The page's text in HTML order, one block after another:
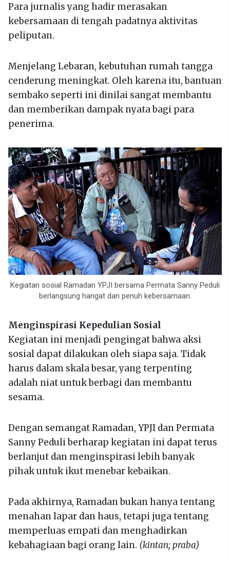
Para jurnalis yang hadir merasakan
kebersamaan di tengah padatnya aktivitas
peliputan.
Menjelang Lebaran, kebutuhan rumah tangga
cenderung meningkat. Oleh karena itu, bantuan
sembako seperti ini dinilai sangat membantu
dan memberikan dampak nyata bagi para
penerima.
Kegiatan sosial Ramadan YPJI bersama Permata Sanny Peduli
berlangsung hangat dan penuh kebersamaan.
Menginspirasi Kepedulian Sosial
Kegiatan ini menjadi pengingat bahwa aksi
sosial dapat dilakukan oleh siapa saja. Tidak
harus dalam skala besar, yang terpenting
adalah niat untuk berbagi dan membantu
sesama.
Dengan semangat Ramadan, YPJI dan Permata
Sanny Peduli berharap kegiatan ini dapat terus
berlanjut dan menginspirasi lebih banyak
pihak untuk ikut menebar kebaikan.
Pada akhirnya, Ramadan bukan hanya tentang
menahan lapar dan haus, tetapi juga tentang
memperluas empati dan menghadirkan
kebahagiaan bagi orang lain. (kintan; praba)